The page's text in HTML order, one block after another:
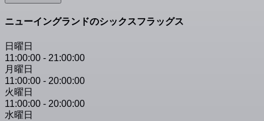
ニューイングランドのシックスフラッグス
日曜日
11:00:00 - 21:00:00
月曜日
11:00:00 - 20:00:00
火曜日
11:00:00 - 20:00:00
水曜日